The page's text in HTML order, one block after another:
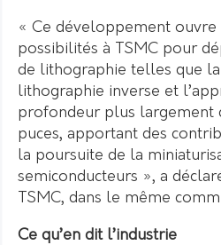
« Ce développement
possibilités à TSMC pour
de lithographie telles que
lithographie inverse et
profondeur plus largement
puces, apportant des
la poursuite de la
semiconducteurs », a
TSMC, dans le même
Ce qu’en dit l’industrie